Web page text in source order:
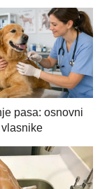
pasa: osnovni